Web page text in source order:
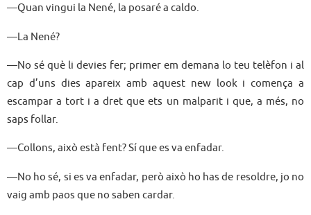
—Quan vingui la Nené, la posaré a caldo.
—La Nené?
—No sé què li devies fer; primer em demana lo teu telèfon i al
cap d’uns dies apareix amb aquest new look i comença a
escampar a tort i a dret que ets un malparit i que, a més, no
saps follar.
—Collons, això està fent? Sí que es va enfadar.
—No ho sé, si es va enfadar, però això ho has de resoldre, jo no
vaig amb paos que no saben cardar.